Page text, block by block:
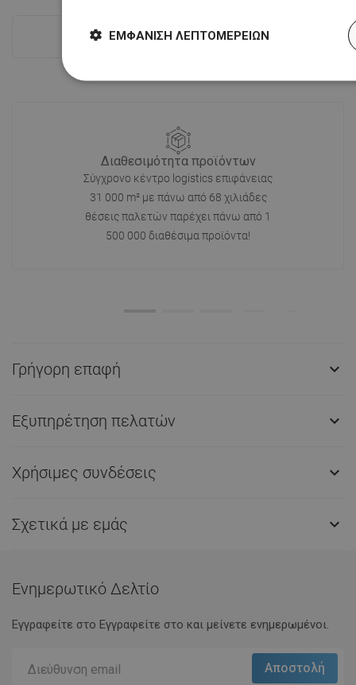
Δες όλα
Διαθεσιμότητα προϊόντων
Σύγχρονο κέντρο logistics επιφάνειας
31 000 m² με πάνω από 68 χιλιάδες
θέσεις παλετών παρέχει πάνω από 1
500 000 διαθέσιμα προϊόντα!
Γρήγορη επαφή 
Εξυπηρέτηση πελατών 
Χρήσιμες συνδέσεις 
Σχετικά με εμάς 
Ενημερωτικό Δελτίο
Εγγραφείτε στο Eγγραφείτε στο και μείνετε ενημερωμένοι.
ΕΜΦΆΝΙΣΗ ΛΕΠΤΟΜΕΡΕΙΏΝ